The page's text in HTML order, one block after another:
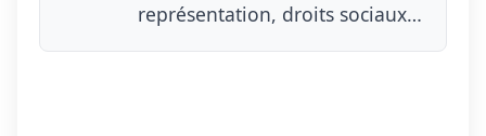
représentation, droits sociaux…